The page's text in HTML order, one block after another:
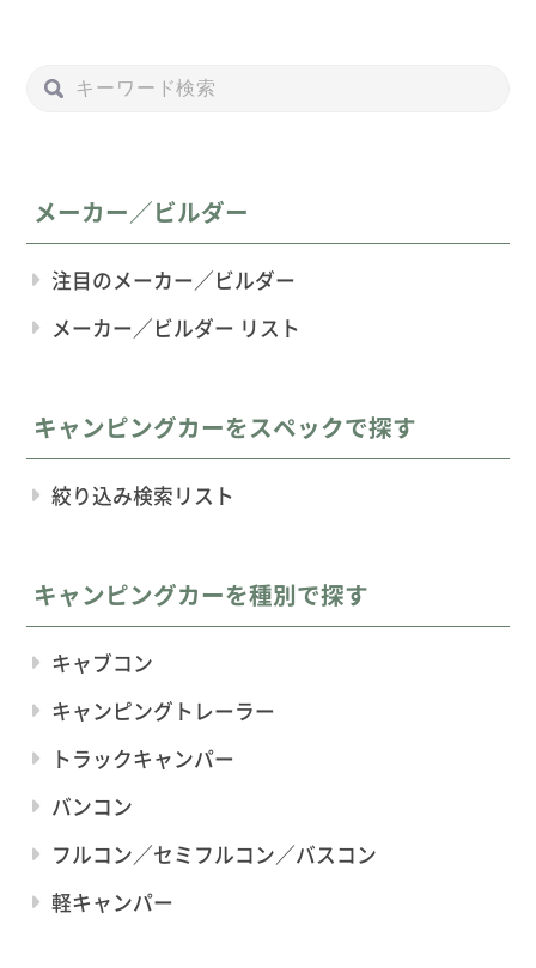
メーカー／ビルダー
注目のメーカー／ビルダー
メーカー／ビルダー リスト
キャンピングカーをスペックで探す
絞り込み検索リスト
キャンピングカーを種別で探す
キャブコン
キャンピングトレーラー
トラックキャンパー
バンコン
フルコン／セミフルコン／バスコン
軽キャンパー